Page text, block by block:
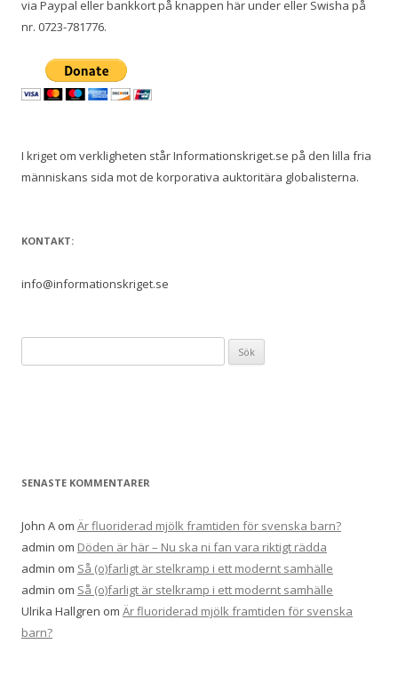
via Paypal eller bankkort på knappen här under eller Swisha på
nr. 0723-781776.
I kriget om verkligheten står Informationskriget.se på den lilla fria
människans sida mot de korporativa auktoritära globalisterna.
KONTAKT:
info@informationskriget.se
efter:
SENASTE KOMMENTARER
John A om Är fluoriderad mjölk framtiden för svenska barn?
admin om Döden är här – Nu ska ni fan vara riktigt rädda
admin om Så (o)farligt är stelkramp i ett modernt samhälle
admin om Så (o)farligt är stelkramp i ett modernt samhälle
Ulrika Hallgren om Är fluoriderad mjölk framtiden för svenska
barn?